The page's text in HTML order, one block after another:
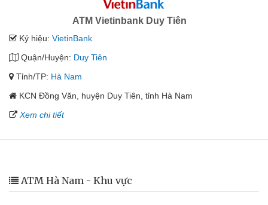
ATM Vietinbank Duy Tiên
Ký hiệu: VietinBank
Quận/Huyện: Duy Tiên
Tỉnh/TP: Hà Nam
KCN Đồng Văn, huyện Duy Tiên, tỉnh Hà Nam
Xem chi tiết
ATM Hà Nam - Khu vực